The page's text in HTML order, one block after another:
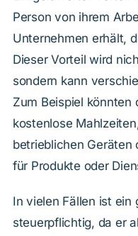
Person von ihrem
Unternehmen erhält,
Dieser Vorteil wird
sondern kann
Zum Beispiel könnten
kostenlose
betrieblichen Geräten
für Produkte oder
In vielen Fällen ist ein
steuerpflichtig, da er